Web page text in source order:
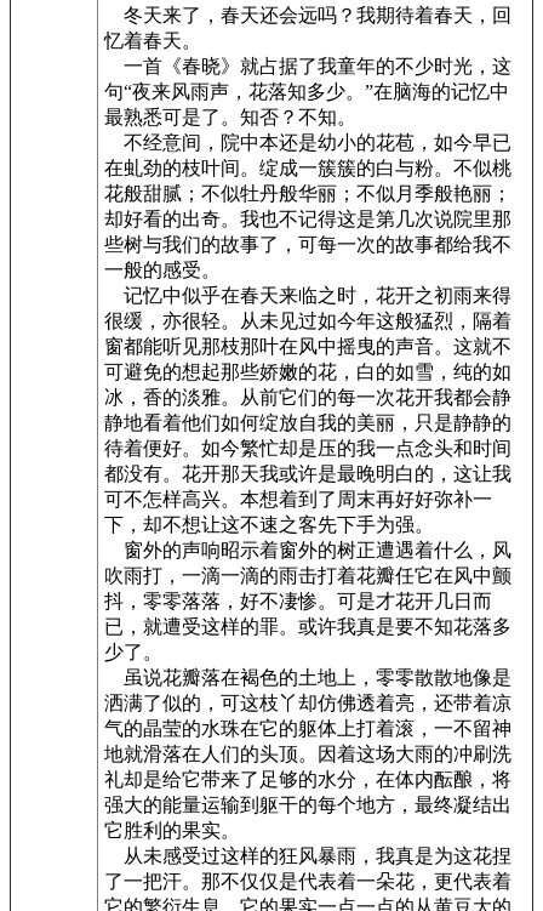
冬天来了，春天还会远吗？我期待着春天，回
忆着春天。
一首《春晓》就占据了我童年的不少时光，这
句“夜来风雨声，花落知多少。”在脑海的记忆中
最熟悉可是了。知否？不知。
不经意间，院中本还是幼小的花苞，如今早已
在虬劲的枝叶间。绽成一簇簇的白与粉。不似桃
花般甜腻；不似牡丹般华丽；不似月季般艳丽；
却好看的出奇。我也不记得这是第几次说院里那
些树与我们的故事了，可每一次的故事都给我不
一般的感受。
记忆中似乎在春天来临之时，花开之初雨来得
很缓，亦很轻。从未见过如今年这般猛烈，隔着
窗都能听见那枝那叶在风中摇曳的声音。这就不
可避免的想起那些娇嫩的花，白的如雪，纯的如
冰，香的淡雅。从前它们的每一次花开我都会静
静地看着他们如何绽放自我的美丽，只是静静的
待着便好。如今繁忙却是压的我一点念头和时间
都没有。花开那天我或许是最晚明白的，这让我
可不怎样高兴。本想着到了周末再好好弥补一
下，却不想让这不速之客先下手为强。
窗外的声响昭示着窗外的树正遭遇着什么，风
吹雨打，一滴一滴的雨击打着花瓣任它在风中颤
抖，零零落落，好不凄惨。可是才花开几日而
已，就遭受这样的罪。或许我真是要不知花落多
少了。
虽说花瓣落在褐色的土地上，零零散散地像是
洒满了似的，可这枝丫却仿佛透着亮，还带着凉
气的晶莹的水珠在它的躯体上打着滚，一不留神
地就滑落在人们的头顶。因着这场大雨的冲刷洗
礼却是给它带来了足够的水分，在体内酝酿，将
强大的能量运输到躯干的每个地方，最终凝结出
它胜利的果实。
从未感受过这样的狂风暴雨，我真是为这花捏
了一把汗。那不仅仅是代表着一朵花，更代表着
它的繁衍生息。它的果实一点一点的从黄豆大的